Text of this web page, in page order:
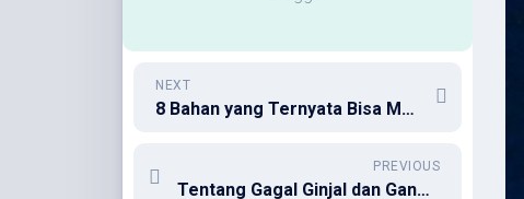
NEXT
8 Bahan yang Ternyata Bisa Menghilangkan Noda Luntur Pakaian
PREVIOUS
Tentang Gagal Ginjal dan Gangguan Fungsi Permanen